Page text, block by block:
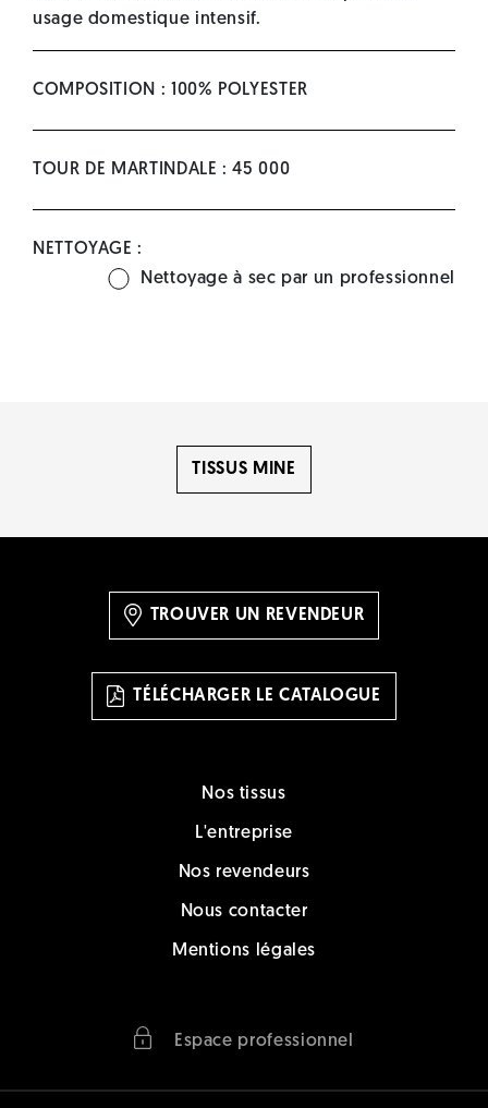
usage domestique intensif.
COMPOSITION : 100% POLYESTER
TOUR DE MARTINDALE : 45 000
NETTOYAGE :
Nettoyage à sec par un professionnel
TISSUS MINE
TROUVER UN REVENDEUR
TÉLÉCHARGER LE CATALOGUE
Nos tissus
L'entreprise
Nos revendeurs
Nous contacter
Mentions légales
Espace professionnel